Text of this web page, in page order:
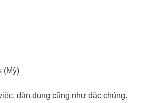
(Mỹ)
dân dụng cũng như đặc chủng.